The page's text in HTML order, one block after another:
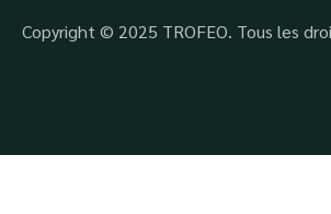
Copyright © 2025 TROFEO. Tous les